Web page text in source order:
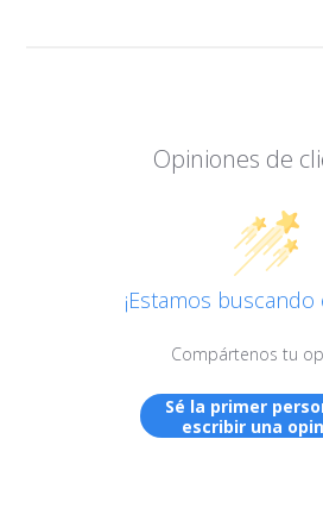
Opiniones de
¡Estamos buscando
Compártenos tu
Sé la primer
escribir una